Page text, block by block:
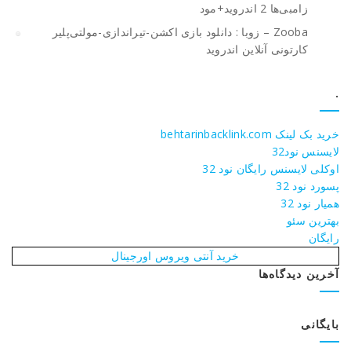
زامبی‌ها 2 اندروید+مود
Zooba – زوبا : دانلود بازی اکشن-تیراندازی-مولتی‌پلیر
کارتونی آنلاین اندروید
.
خرید بک لینک behtarinbacklink.com
لایسنس نود32
اوکلی لایسنس رایگان نود 32
پسورد نود 32
همیار نود 32
بهترین سئو
رایگان
خرید آنتی ویروس اورجینال
آخرین دیدگاه‌ها
بایگانی